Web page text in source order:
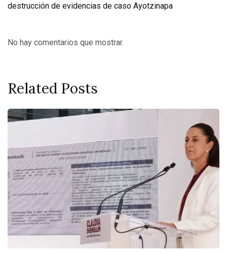
destrucción de evidencias de caso Ayotzinapa
No hay comentarios que mostrar.
Related Posts